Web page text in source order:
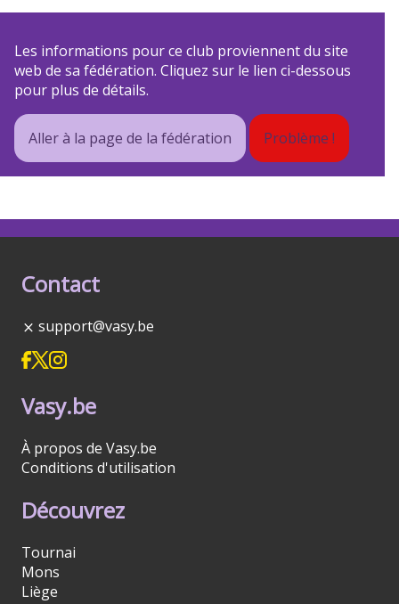
Les informations pour ce club proviennent du site
web de sa fédération. Cliquez sur le lien ci-dessous
pour plus de détails.
Aller à la page de la fédération Problème !
Contact
support@vasy.be
Vasy.be
À propos de Vasy.be
Conditions d'utilisation
Découvrez
Tournai
Mons
Liège